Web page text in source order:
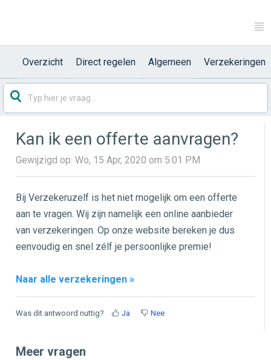
Overzicht Direct regelen Algemeen Verzekeringen
Kan ik een offerte aanvragen?
Gewijzigd op: Wo, 15 Apr, 2020 om 5:01 PM
Bij Verzekeruzelf is het niet mogelijk om een offerte
aan te vragen. Wij zijn namelijk een online aanbieder
van verzekeringen. Op onze website bereken je dus
eenvoudig en snel zélf je persoonlijke premie!
Naar alle verzekeringen »
Was dit antwoord nuttig? Ja Nee
Meer vragen